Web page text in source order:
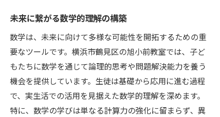
未来に繋がる数学的理解の構築
数学は、未来に向けて多様な可能性を開拓するための重
要なツールです。横浜市鶴見区の旭小前教室では、子ど
もたちに数学を通じて論理的思考や問題解決能力を養う
機会を提供しています。生徒は基礎から応用に進む過程
で、実生活での活用を見据えた数学的理解を深めます。
特に、数学の学びは単なる計算力の強化に留まらず、異